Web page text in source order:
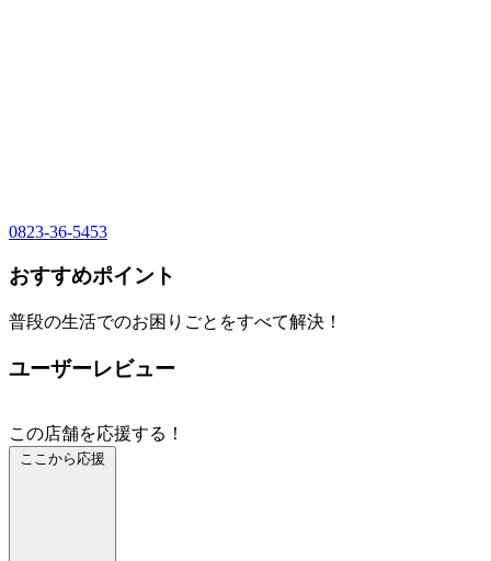
0823-36-5453
おすすめポイント
普段の生活でのお困りごとをすべて解決！
ユーザーレビュー
この店舗を応援する！
ここから応援